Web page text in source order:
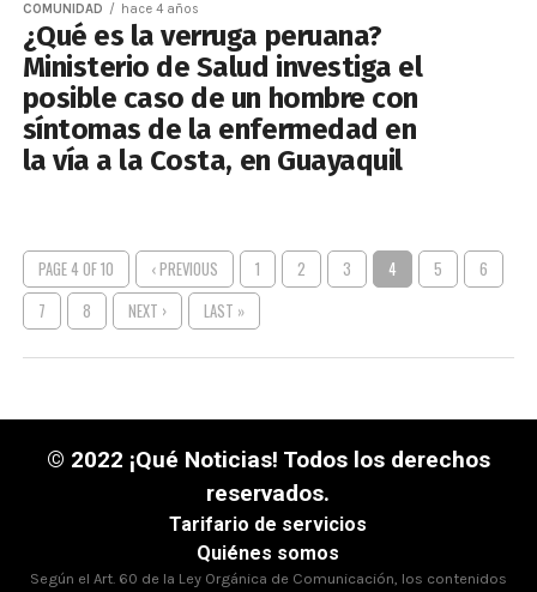
COMUNIDAD hace 4 años
¿Qué es la verruga peruana?
Ministerio de Salud investiga el
posible caso de un hombre con
síntomas de la enfermedad en
la vía a la Costa, en Guayaquil
PAGE 4 OF 10 ‹ PREVIOUS 1 2 3 4 5
6
7
8 NEXT › LAST »
© 2022 ¡Qué Noticias! Todos los derechos
reservados.
Tarifario de servicios
Quiénes somos
Según el Art. 60 de la Ley Orgánica de Comunicación, los contenidos